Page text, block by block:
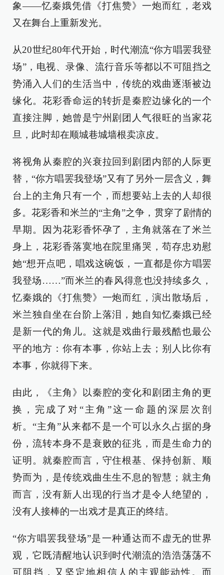
象——忆秦娥凭借《打焦赞》一炮而红，老戏
又在舞台上重新发光。
从20世纪80年代开始，时代潮流“你方唱罢我登
场”，电视、录像、流行音乐等都以不可阻挡之
势涌入人们的生活当中，传统的戏曲逐渐被边
缘化。花彩香命运的转折是秦腔边缘化的一个
直接注脚，她曾是宁州剧团人气很旺的当家花
旦，此时却在顺城巷城墙根卖凉皮。
将视角从秦腔的兴衰拉回到剧团内部的人际更
替，“你方唱罢我登场”又有了另外一层含义，舞
台上的主角只有一个，而想要站上去的人却很
多。花彩香和米兰的“主角”之争，贯穿了剧情的
早期。因为花彩香怀孕了，主角就落在了米兰
身上，花彩香落寞地在院里痛哭，苟存忠劝慰
她“想开点吧，唱戏这碗饭，一直都是你方唱罢
我登场……”而米兰的春风得意也没持续多久，
忆秦娥的《打焦赞》一炮而红，演出散场后，
米兰独自坐在台阶上落泪，她自知忆秦娥已经
是新一代的角儿。这就是戏曲行最残酷也最公
平的地方：你有本事，你站上去；别人比你有
本事，你就得下来。
由此，《主角》以秦腔的变化和剧团主角的更
换，完成了对“主角”这一命题的深层次剖
析。“主角”从来都不是一个可以永久占据的身
份，流转本身不是衰败的征兆，而是生命力的
证明。就秦腔而言，守住根基、保持创新、顺
势而为，是传统戏曲生生不息的智慧；就主角
而言，没有新人出现的行当才是令人绝望的，
没有人接棒的一出戏才是真正的终结。
“你方唱罢我登场”是一种通达而不虚无的世界
观，它既清醒地认识到时代潮流的浩浩荡荡不
可阻挡，又坚定地相信人的主观能动性。而